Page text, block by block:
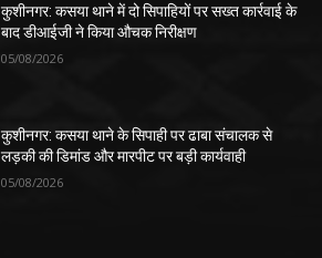
कुशीनगर: कसया थाने में दो सिपाहियों पर सख्त कार्रवाई के
बाद डीआईजी ने किया औचक निरीक्षण
05/08/2026
कुशीनगर: कसया थाने के सिपाही पर ढाबा संचालक से
लड़की की डिमांड और मारपीट पर बड़ी कार्यवाही
05/08/2026